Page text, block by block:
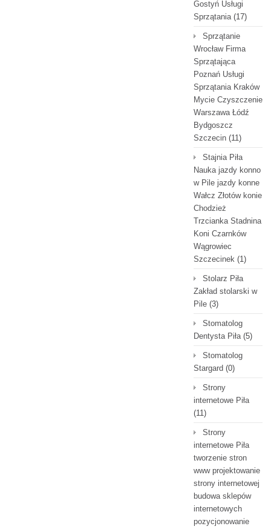
Gostyń Usługi
Sprzątania(17)
Sprzątanie
Wrocław Firma
Sprzątająca
Poznań Usługi
Sprzątania Kraków
Mycie Czyszczenie
Warszawa Łódź
Bydgoszcz
Szczecin (11)
Stajnia Piła
Nauka jazdy konno
w Pile jazdy konne
Wałcz Złotów konie
Chodzież
Trzcianka Stadnina
Koni Czarnków
Wągrowiec
Szczecinek (1)
Stolarz Piła
Zakład stolarski w
Pile (3)
Stomatolog
Dentysta Piła(5)
Stomatolog
Stargard (0)
Strony
internetowe Piła
(11)
Strony
internetowe Piła
tworzenie stron
www projektowanie
strony internetowej
budowa sklepów
internetowych
pozycjonowanie